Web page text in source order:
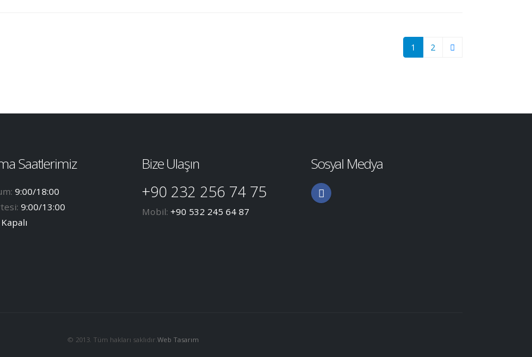
1 2
Saatlerimiz
9:00/18:00
9:00/13:00
Kapalı
Bize Ulaşın
+90 232 256 74 75
Mobil: +90 532 245 64 87
Sosyal Medya
© 2013. Tüm hakları saklıdır.Web Tasarım